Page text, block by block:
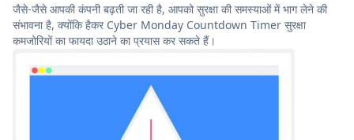
जैसे-जैसे आपकी कंपनी बढ़ती जा रही है, आपको सुरक्षा की समस्याओं में भाग लेने की
संभावना है, क्योंकि हैकर Cyber Monday Countdown Timer सुरक्षा
कमजोरियों का फायदा उठाने का प्रयास कर सकते हैं।